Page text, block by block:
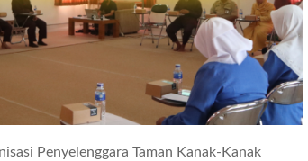
Penyelenggara Taman Kanak-Kanak